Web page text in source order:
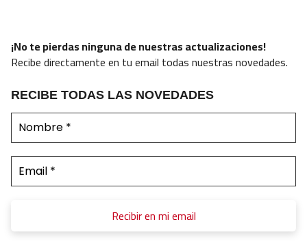
¡No te pierdas ninguna de nuestras actualizaciones!
Recibe directamente en tu email todas nuestras novedades.
RECIBE TODAS LAS NOVEDADES